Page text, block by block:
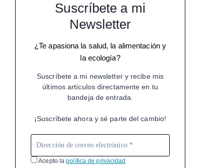
Suscríbete a mi
Newsletter
¿Te apasiona la salud, la alimentación y
la ecología?
Suscríbete a mi newsletter y recibe mis
últimos artículos directamente en tu
bandeja de entrada.
¡Suscríbete ahora y sé parte del cambio!
Acepto lapolítica de privacidad